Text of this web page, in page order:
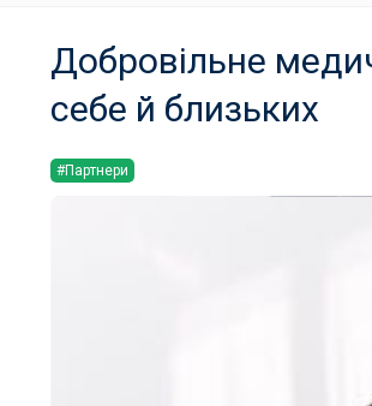
Добровільне
себе й близьких
#Партнери